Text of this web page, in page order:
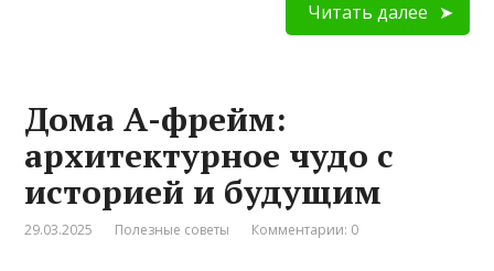
Читать далее
Дома А-фрейм:
архитектурное чудо с
историей и будущим
29.03.2025 Полезные советы Комментарии: 0